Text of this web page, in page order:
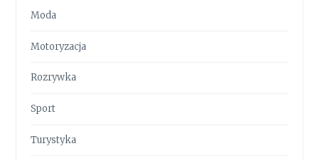
Moda
Motoryzacja
Rozrywka
Sport
Turystyka